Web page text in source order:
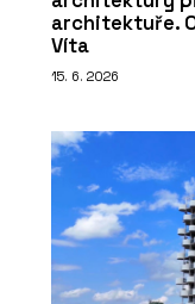
architektuře.
Víta
15. 6. 2026